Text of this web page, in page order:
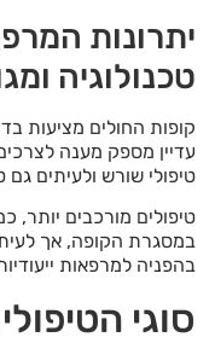
יתרונות
טכנולוגיה
קופות החולים מציעות
עדיין מספק מענה
טיפולי שורש ולעיתים גם
טיפולים מורכבים יותר,
במסגרת הקופה, אך
בהפניה למרפאות
סוגי